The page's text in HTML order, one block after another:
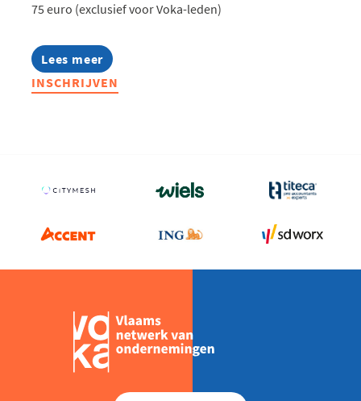
75 euro (exclusief voor Voka-leden)
Lees meer
about
Voka
Connect
INSCHRIJVEN